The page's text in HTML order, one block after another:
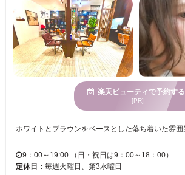
楽天ビューティで予約する
[PR]
9：00～19:00 （日・祝日は9：00～18：00）
定休日： 毎週火曜日、第3水曜日